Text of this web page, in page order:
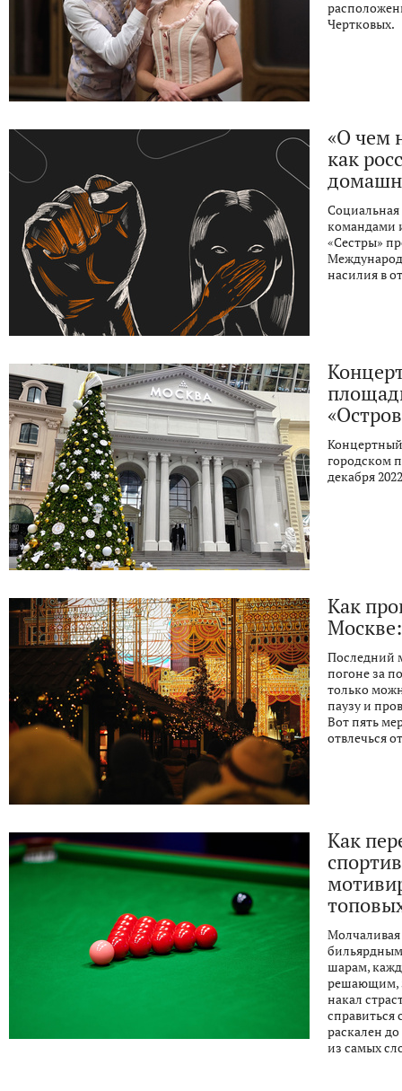
Чертковых.
«О чем
как
Социальная
командами
«Сестры»
насилия в
Концертный
городском
декабря
Как
Последний
погоне за
только
паузу и
Вот пять
отвлечься
Как
Молчаливая
бильярдным
шарам,
решающим,
накал
справиться
раскален
из самых